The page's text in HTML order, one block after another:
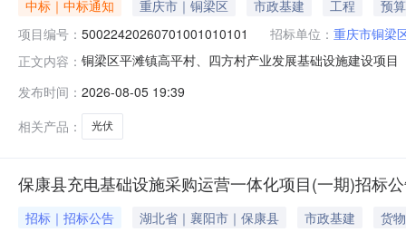
中标｜中标通知 重庆市｜铜梁区 市政基建 工程
预
项目编号： 50022420260701001010101 招标单位： 重庆市铜梁
正文内容： 铜梁区平滩镇高平村、四方村产业发展基础设施建设项
50022420260701001010101招标公告编号招标人信息
华大工程管理有限公司社会信
发布时间： 2026-08-05 19:39
相关产品：
光伏
保康县充电基础设施采购运营一体化项目(一期)招标
招标｜招标公告 湖北省｜襄阳市｜保康县 市政基建
货物